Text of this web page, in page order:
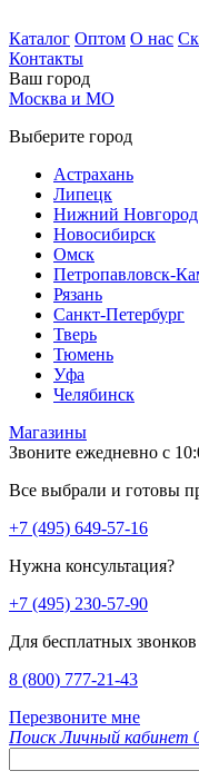
Каталог Оптом О нас
Контакты
Ваш город
Москва и МО
Выберите город
Астрахань
Липецк
Нижний Новгород
Новосибирск
Омск
Петропавловск-
Рязань
Санкт-Петербург
Тверь
Тюмень
Уфа
Челябинск
Магазины
Звоните ежедневно с
Все выбрали и готовы
+7 (495) 649-57-16
Нужна консультация?
+7 (495) 230-57-90
Для бесплатных
8 (800) 777-21-43
Перезвоните мне
Поиск Личный кабинет